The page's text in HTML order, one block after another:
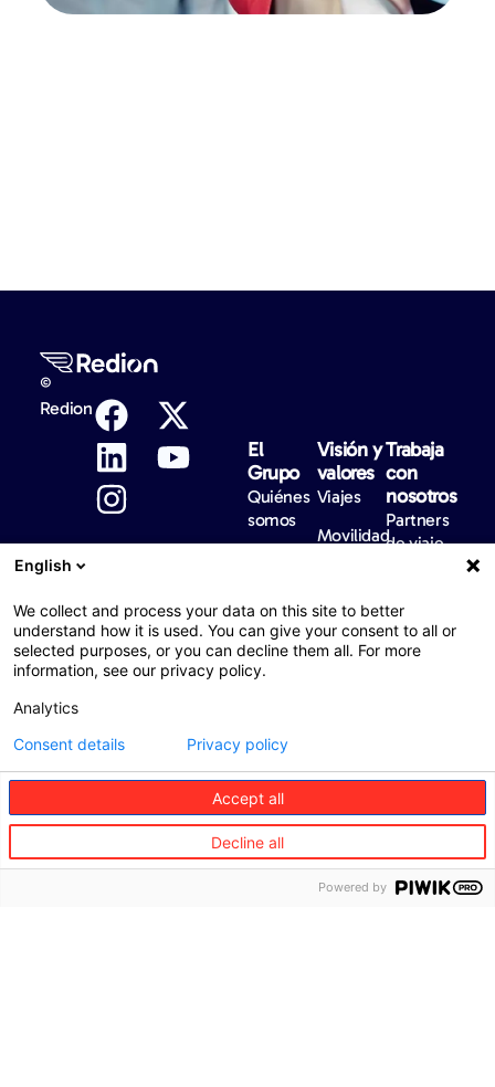
©
Redion
El
Grupo
Quiénes
somos
valores
Gobernanza
Dónde
Sostenibilidad
Diversidad,
equidad e
inclusión
Información
regulatoria
Visión y
valores
Viajes
Movilidad
Trabaja
con
nosotros
Partners
de viaje
de
movilidad
Partners
en
cuidado
English
We collect and process your data on this site to better
understand how it is used. You can give your consent to all or
selected purposes, or you can decline them all. For more
information, see our privacy policy.
Analytics
Accept all
Decline all
Consent details Privacy policy
Powered by